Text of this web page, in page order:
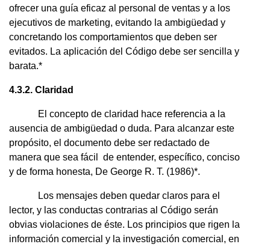
ofrecer una guía eficaz al personal de ventas y a los
ejecutivos de marketing, evitando la ambigüedad y
concretando los comportamientos que deben ser
evitados. La aplicación del Código debe ser sencilla y
barata.*
4.3.2. Claridad
El concepto de claridad hace referencia a la
ausencia de ambigüedad o duda. Para alcanzar este
propósito, el documento debe ser redactado de
manera que sea fácil de entender, específico, conciso
y de forma honesta, De George R. T. (1986)*.
Los mensajes deben quedar claros para el
lector, y las conductas contrarias al Código serán
obvias violaciones de éste. Los principios que rigen la
información comercial y la investigación comercial, en